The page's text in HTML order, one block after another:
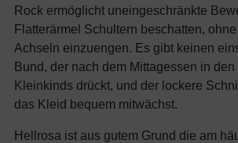
Rock ermöglicht uneingeschränkte
Flatterärmel Schultern beschatten,
Achseln einzuengen. Es gibt keinen
Bund, der nach dem Mittagessen in
Kleinkinds drückt, und der lockere
das Kleid bequem mitwächst.
Hellrosa ist aus gutem Grund die am